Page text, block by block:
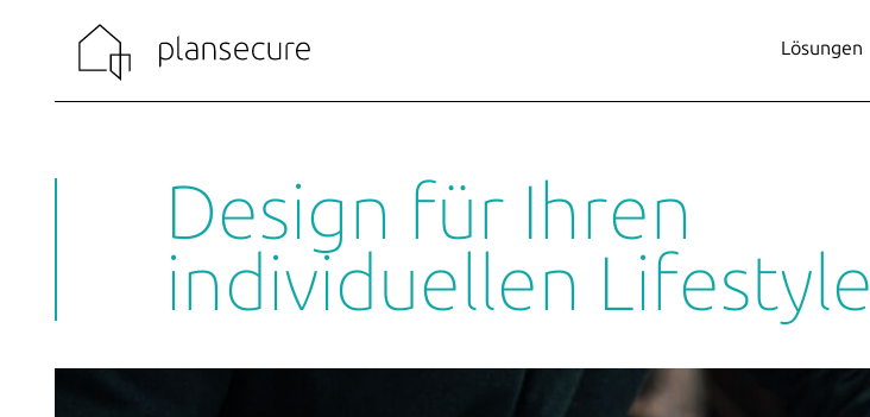
Lösungen
Design für Ihren
individuellen Lifestyle